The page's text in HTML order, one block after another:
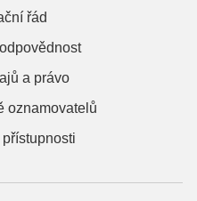
řád
a právo
oznamovatelů